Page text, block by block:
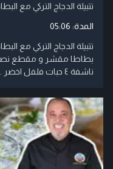
تتبيلة الدجاج التركي مع
المدة: 05:06
بطاطا مقشر و مقطع
ناشفة ٤ حبات فلفل اخضر ....